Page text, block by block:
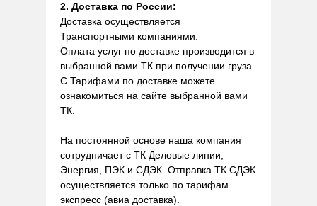
2. Доставка по России:
Доставка осуществляется
Транспортными компаниями.
Оплата услуг по доставке производится в
выбранной вами ТК при получении груза.
С Тарифами по доставке можете
ознакомиться на сайте выбранной вами
ТК.
На постоянной основе наша компания
сотрудничает с ТК Деловые линии,
Энергия, ПЭК и СДЭК. Отправка ТК СДЭК
осуществляется только по тарифам
экспресс (авиа доставка).